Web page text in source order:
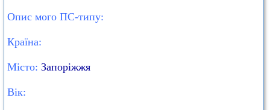
Опис мого ПС-типу:
Країна:
Місто: Запоріжжя
Вік: